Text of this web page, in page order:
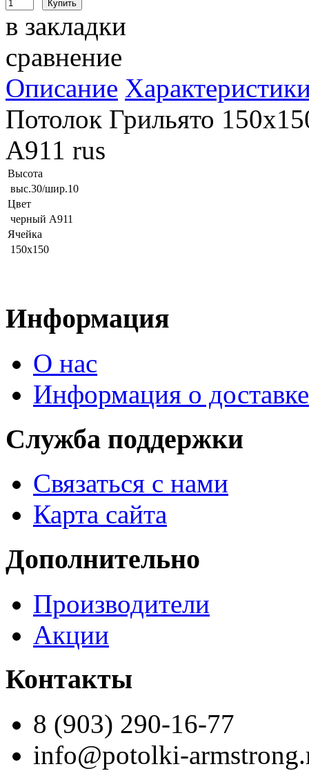
в закладки
сравнение
Описание
Потолок Грильято
А911 rus
Высота
выс.30/шир.10
Цвет
черный А911
Ячейка
150х150
Информация
О нас
Информация о доставке
Служба поддержки
Связаться с нами
Карта сайта
Дополнительно
Производители
Акции
Контакты
8 (903) 290-16-77
info@potolki-